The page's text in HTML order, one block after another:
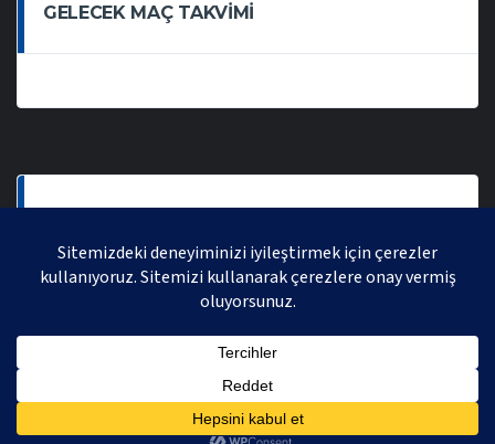
GELECEK MAÇ TAKVIMI
AVRASYA VOLEYBOL LIGI 2021 | AVRASYA SPORTIF FAALIYETLER ORGANIZASYONUDUR,
TÜM HAKLARI SAKLIDIR.